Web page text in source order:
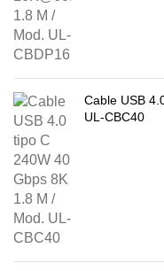
Cable USB
UL-CBC40